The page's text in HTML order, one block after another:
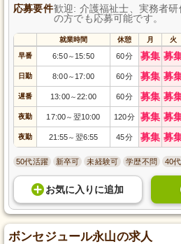
応募要件歓迎: 介護福祉士、実務者
の方でも応募可能です。
就業時間 休憩 月 火
早番 6:50～ 15:50 60分 募集 募
日勤 8:00～ 17:00 60分 募集 募
遅番 13:00～22:00 60分 募集 募
夜勤 17:00～ 翌10:00 120分 募集 募
夜勤 21:55～ 翌6:55 45分 募集 募
50代活躍 新卒可 未経験可 学歴不問 40
お気に入り に追加
ボンセジュール永山の求人